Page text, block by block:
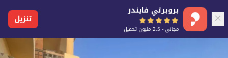
بروبرتي فايندر
مجاني - 2.5 مليون تحميل
تنزيل